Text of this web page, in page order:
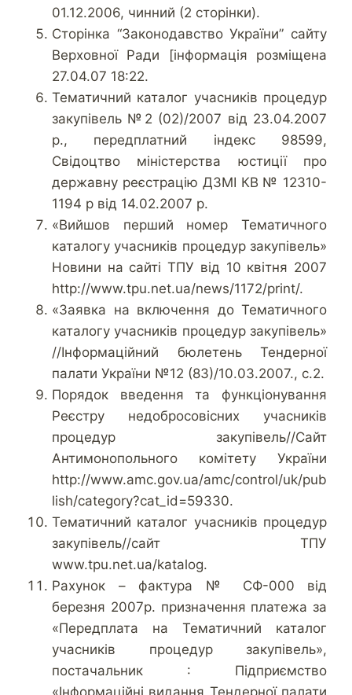
01.12.2006, чинний (2 сторiнки).
Сторінка “Законодавство України” сайту
Верховної Ради [інформація розміщена
27.04.07 18:22.
Тематичний каталог учасників процедур
закупівель №2 (02)/2007 від 23.04.2007
р., передплатний індекс 98599,
Свідоцтво міністерства юстиції про
державну реєстрацію ДЗМІ КВ № 12310-
1194 р від 14.02.2007 р.
«Вийшов перший номер Тематичного
каталогу учасників процедур закупівель»
Новини на сайті ТПУ від 10 квітня 2007
http://www.tpu.net.ua/news/1172/print/.
«Заявка на включення до Тематичного
каталогу учасників процедур закупівель»
//Інформаційний бюлетень Тендерної
палати України №12 (83)/10.03.2007., с.2.
Порядок введення та функціонування
Реєстру недобросовісних учасників
процедур закупівель//Сайт
Антимонопольного комітету України
http://www.amc.gov.ua/amc/control/uk/pub
lish/category?cat_id=59330.
Тематичний каталог учасників процедур
закупівель//сайт ТПУ
www.tpu.net.ua/katalog.
Рахунок – фактура № СФ-000 від
березня 2007р. призначення платежа за
«Передплата на Тематичний каталог
учасників процедур закупівель»,
постачальник : Підприємство
«Інформаційні видання Тендерної палати